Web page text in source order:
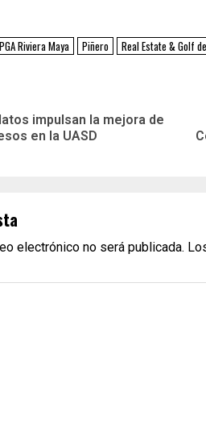
PGA Riviera Maya Piñero Real Estate & Golf
impulsan la mejora de
en la UASD
electrónico no será publicada.